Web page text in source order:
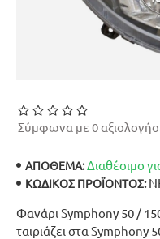
Φανάρι Symphony 50 /
ταιριάζει στα Symphony
ΑΠΟΘΕΜΑ:Διαθέσιμο
ΚΩΔΙΚΌΣ ΠΡΟΪΌΝΤΟΣ:
Σύμφωνα με 0